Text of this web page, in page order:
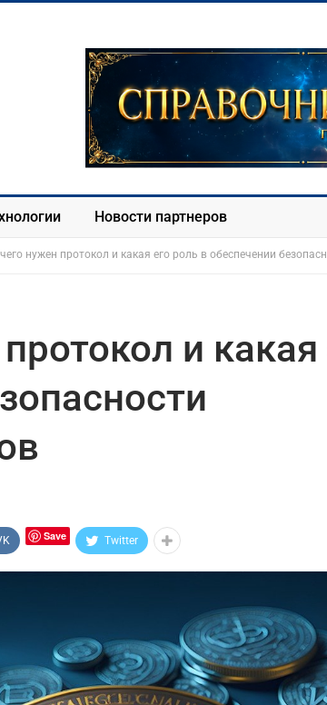
Новости партнеров
нужен протокол и какая его роль в обеспечении
и какая
Save Twitter